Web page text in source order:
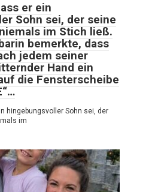
er ein
Sohn sei, der seine
im Stich ließ.
bemerkte, dass
jedem seiner
Hand ein
die Fensterscheibe
hingebungsvoller Sohn sei, der
im